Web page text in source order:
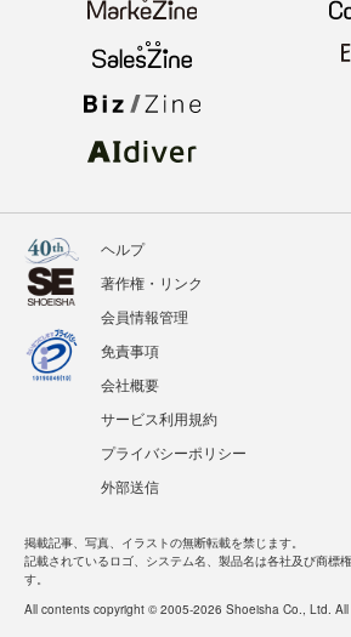
ヘルプ
著作権・リンク
会員情報管理
免責事項
会社概要
サービス利用規約
プライバシーポリシー
外部送信
掲載記事、写真、イラストの無断転載を禁じます。
記載されているロゴ、システム名、製品名は各社及び商標
す。
All contents copyright © 2005-2026 Shoeisha Co., Ltd. All